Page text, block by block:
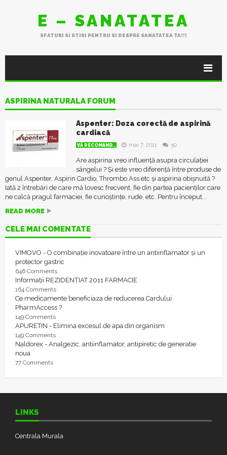
E – SANATATEA
SFATURI SI STIRI PENTRU SI DESPRE SANATATEA TA!!!
ASPIRINA NATURALA FORUM
Aspenter: Doza corectă de aspirină
cardiacă
VĂ RECOMAND.. mai 7, 2011 50
Are aspirina vreo influență asupra circulației
sângelui ? Și este vreo diferență între produse de
genul Aspenter, Aspirin Cardio, Thrombo Ass etc și aspirina obișnuită ?
Iată 2 întrebări de care mă lovesc frecvent, fie din partea pacienților care
ne calcă pragul farmaciei, fie cunoștințe, rude, etc. Pentru început...
READ MORE
CELE MAI COMENTATE
VIMOVO - O combinație inovatoare între un antiinflamator și un
protector gastric
646 Comments
Informații REZIDENȚIAT 2011 FARMACIE
164 Comments
Ce medicamente beneficiaza de reducerea Cardului
PharmAccess ?
149 Comments
APURETIN - Elimina excesul de apa din organism
149 Comments
Naldorex - Analgezic, antiinflamator, antipiretic de generatie
noua
77 Comments
LINKS
Centrala Murala